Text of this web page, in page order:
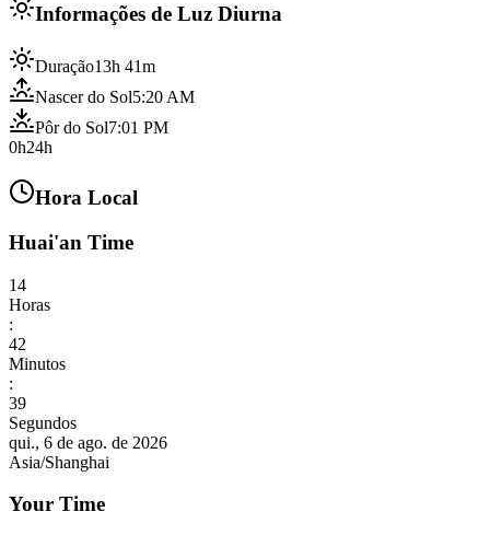
Informações de Luz Diurna
Duração13h 41m
Nascer do Sol5:20 AM
Pôr do Sol7:01 PM
0h24h
Hora Local
Huai'an Time
14
Horas
:
42
Minutos
:
41
Segundos
qui., 6 de ago. de 2026
Asia/Shanghai
Your Time